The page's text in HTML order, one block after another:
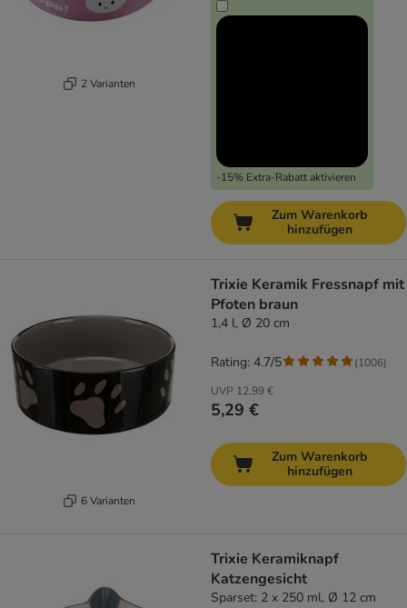
2 Varianten
-15% Extra-Rabatt aktivieren
Zum Warenkorb
hinzufügen
6 Varianten
Trixie Keramik Fressnapf mit
Pfoten braun
1,4 l, Ø 20 cm
UVP 12,99 €
5,29 €
Rating: 4.7/5 (1006)
Zum Warenkorb
hinzufügen
Trixie Keramiknapf
Katzengesicht
Sparset: 2 x 250 ml, Ø 12 cm